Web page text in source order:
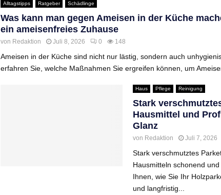
Alltagstipps Ratgeber Schädlinge
Was kann man gegen Ameisen in der Küche
ein ameisenfreies Zuhause
von Redaktion Juli 8, 2026 0 148
Ameisen in der Küche sind nicht nur lästig, sondern auch
erfahren Sie, welche Maßnahmen Sie ergreifen können, um
Haus Pflege Reinigung
Stark
Hausmittel und
Glanz
von Redaktion Juli 7, 2026
Stark verschmutztes
Hausmitteln schonend
Ihnen, wie Sie Ihr
und langfristig...